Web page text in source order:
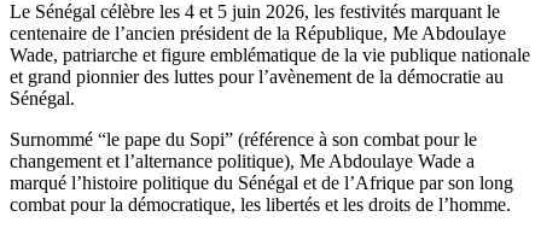
Le Sénégal célèbre les 4 et 5 juin 2026, les festivités marquant le
centenaire de l’ancien président de la République, Me Abdoulaye
Wade, patriarche et figure emblématique de la vie publique nationale
et grand pionnier des luttes pour l’avènement de la démocratie au
Sénégal.
Surnommé “le pape du Sopi” (référence à son combat pour le
changement et l’alternance politique), Me Abdoulaye Wade a
marqué l’histoire politique du Sénégal et de l’Afrique par son long
combat pour la démocratique, les libertés et les droits de l’homme.